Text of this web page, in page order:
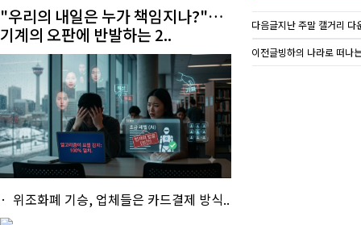
"우리의 내일은 누가 책임지나?"…
기계의 오판에 반발하는 2..
위조화폐 기승, 업체들은 카드결제 방식..
다음글지난 주말 캘거리 다
이전글빙하의 나라로 떠나